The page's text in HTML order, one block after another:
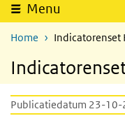
Menu
Home Indicatorenset
Publicatiedatum 23-